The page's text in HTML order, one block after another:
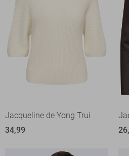
Jacqueline de Yong Trui
34,99